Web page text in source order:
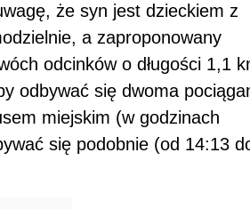
że syn jest dzieckiem z
a zaproponowany
odcinków o długości 1,1
odbywać się dwoma
miejskim (w godzinach
się podobnie (od 14:13